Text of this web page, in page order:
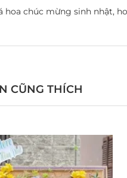
hoa chúc mừng sinh nhật,
CŨNG THÍCH